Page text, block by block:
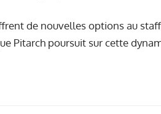
de nouvelles options au staff
Pitarch poursuit sur cette